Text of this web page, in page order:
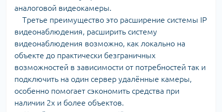
аналоговой видеокамеры.
Третье преимущество это расширение системы IP
видеонаблюдения, расширить систему
видеонаблюдения возможно, как локально на
объекте до практически безграничных
возможностей в зависимости от потребностей так и
подключить на один сервер удалённые камеры,
особенно помогает сэкономить средства при
наличии 2х и более объектов.